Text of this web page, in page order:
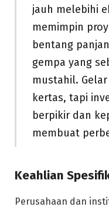
jauh melebihi
memimpin
bentang
gempa yang
mustahil.
kertas, tapi
berpikir dan
membuat
Keahlian
Perusahaan dan